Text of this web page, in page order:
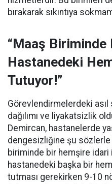
bırakarak sıkıntıya
“Maaş Biriminde
Hastanedeki
Tutuyor!”
Görevlendirmelerdeki
dağılımı ve liyakatsizlik
Demircan, hastanelerde
dengesizliğine şu sözlerle
biriminde bir hemşire idari
hastanedeki başka bir
tutması gerekirken 9-10